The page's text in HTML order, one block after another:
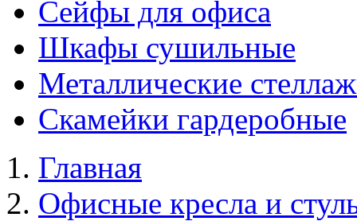
Сейфы для офиса
Шкафы сушильные
Металлические
Скамейки гардеробные
Главная
Офисные кресла и